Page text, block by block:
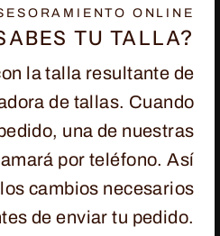
ONLINE
TU TALLA?
la talla resultante de
de tallas. Cuando
una de nuestras
por teléfono. Así
cambios necesarios
de enviar tu pedido.